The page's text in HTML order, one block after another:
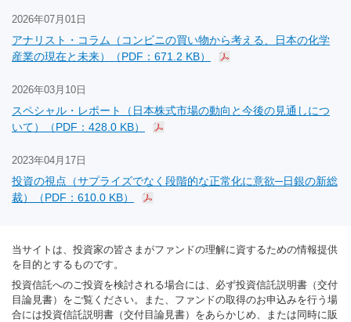
2026年07月01日
アナリスト・コラム（コンビニの買い物から考える、日本の化学
産業の現在と未来）（PDF：671.2 KB）
2026年03月10日
スペシャル・レポート（日本株式市場の動向と今後の見通しにつ
いて）（PDF：428.0 KB）
2023年04月17日
投資の視点（サプライズでなく段階的な正常化に意欲─日銀の新総
裁）（PDF：610.0 KB）
当サイトは、投資家の皆さまがファンドの理解に資するための情報提供
を目的とするものです。
投資信託へのご投資を検討される場合には、必ず投資信託説明書（交付
目論見書）をご覧ください。また、ファンドの取得のお申込みを行う場
合には投資信託説明書（交付目論見書）をあらかじめ、または同時に販